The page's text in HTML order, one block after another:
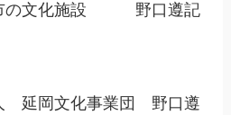
市の文化施設 野口遵記
岡文化事業団 野口遵